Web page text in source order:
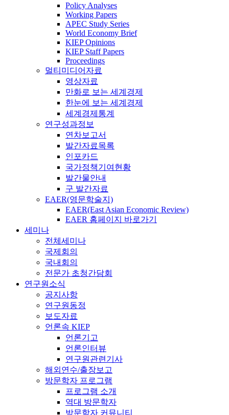
Policy Analyses
Working Papers
APEC Study Series
World Economy Brief
KIEP Opinions
KIEP Staff Papers
Proceedings
멀티미디어자료
영상자료
만화로 보는 세계경제
한눈에 보는 세계경제
세계경제통계
연구성과정보
연차보고서
발간자료목록
인포카드
국가정책기여현황
발간물안내
구 발간자료
EAER(영문학술지)
EAER(East Asian Economic Review)
EAER 홈페이지 바로가기
세미나
전체세미나
국제회의
국내회의
전문가 초청간담회
연구원소식
공지사항
연구원동정
보도자료
언론속 KIEP
언론기고
언론인터뷰
연구원관련기사
해외연수/출장보고
방문학자 프로그램
프로그램 소개
역대 방문학자
방문학자 커뮤니티